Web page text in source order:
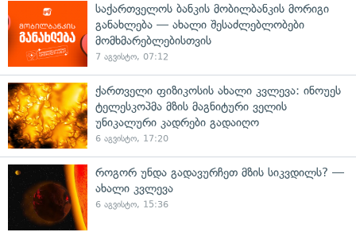
საქართველოს ბანკის მობილბანკის მორიგი
განახლება — ახალი შესაძლებლობები
მომხმარებლებისთვის
7 აგვისტო, 07:12
ქართველი ფიზიკოსის ახალი კვლევა: ინოუეს
ტელესკოპმა მზის მაგნიტური ველის
უნიკალური კადრები გადაიღო
6 აგვისტო, 17:20
როგორ უნდა გადავურჩეთ მზის სიკვდილს? —
ახალი კვლევა
6 აგვისტო, 15:36